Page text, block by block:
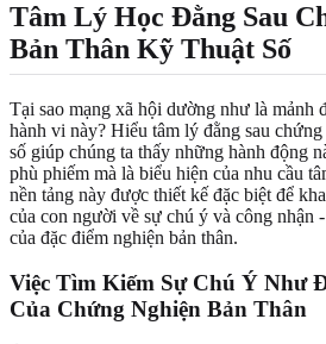
Tâm Lý Học Đằng Sau
Bản Thân Kỹ Thuật Số
Tại sao mạng xã hội dường như là mảnh
hành vi này? Hiểu tâm lý đằng sau
số giúp chúng ta thấy những hành động
phù phiếm mà là biểu hiện của nhu cầu
nền tảng này được thiết kế đặc biệt để
của con người về sự chú ý và công nhận
của đặc điểm nghiện bản thân.
Việc Tìm Kiếm Sự Chú Ý Như
Của Chứng Nghiện Bản Thân